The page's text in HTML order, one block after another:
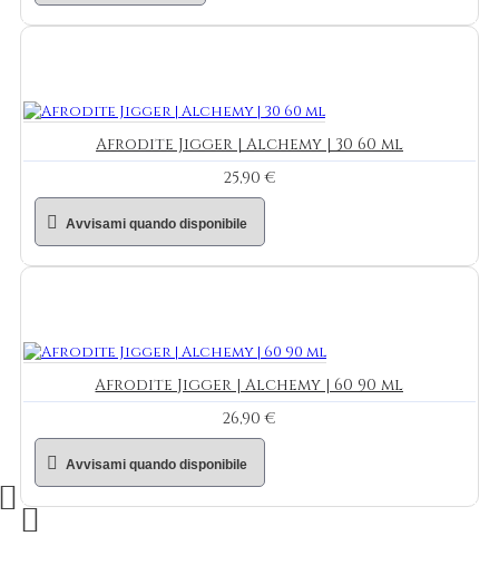
Afrodite Jigger | Alchemy | 30 60 ml
25,90 €
Avvisami quando disponibile
Afrodite Jigger | Alchemy | 60 90 ml
26,90 €
Avvisami quando disponibile